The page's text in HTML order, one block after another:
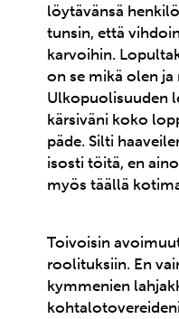
löytävänsä
tunsin, että
karvoihin.
on se mikä olen ja
Ulkopuolisuuden
kärsiväni koko
päde. Silti
isosti töitä, en
myös täällä
Toivoisin
roolituksiin. En
kymmenien